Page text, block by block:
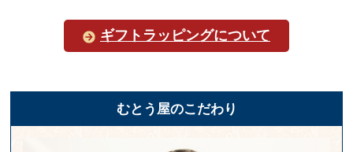
ギフトラッピングについて
むとう屋のこだわり